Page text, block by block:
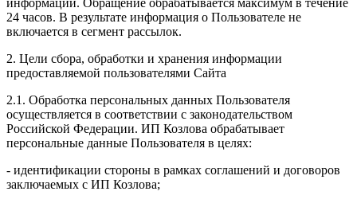
24 часов. В результате информация о Пользователе не
включается в сегмент рассылок.
2. Цели сбора, обработки и хранения информации
предоставляемой пользователями Сайта
2.1. Обработка персональных данных Пользователя
осуществляется в соответствии с законодательством
Российской Федерации. ИП Козловa обрабатывает
персональные данные Пользователя в целях:
- идентификации стороны в рамках соглашений и договоров
заключаемых с ИП Козлова;